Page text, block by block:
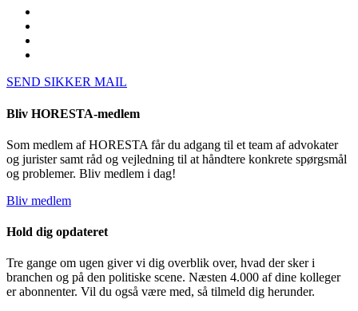
SEND SIKKER MAIL
Bliv HORESTA-medlem
Som medlem af HORESTA får du adgang til et team af advokater
og jurister samt råd og vejledning til at håndtere konkrete spørgsmål
og problemer. Bliv medlem i dag!
Bliv medlem
Hold dig opdateret
Tre gange om ugen giver vi dig overblik over, hvad der sker i
branchen og på den politiske scene. Næsten 4.000 af dine kolleger
er abonnenter. Vil du også være med, så tilmeld dig herunder.